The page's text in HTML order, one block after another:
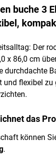
buche 3
Der
x 86,0 cm
durchdachte
flexibel zu
das
können
.